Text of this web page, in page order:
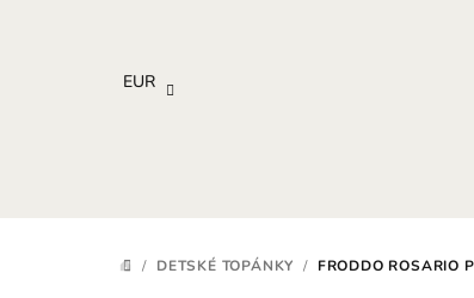
EUR
DOMOV
/ DETSKÉ TOPÁNKY / FRODDO ROSARIO